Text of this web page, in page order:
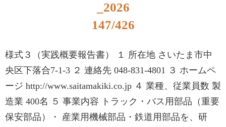
_2026
147/426
様式３（実践概要報告書） １ 所在地 さいたま市中
央区下落合7-1-3 ２ 連絡先 048-831-4801 ３ ホームペ
ージ http://www.saitamakiki.co.jp ４ 業種、従業員数 製
造業 400名 ５ 事業内容 トラック・バス用部品（重要
保安部品）・ 産業用機械部品・鉄道用部品を、研